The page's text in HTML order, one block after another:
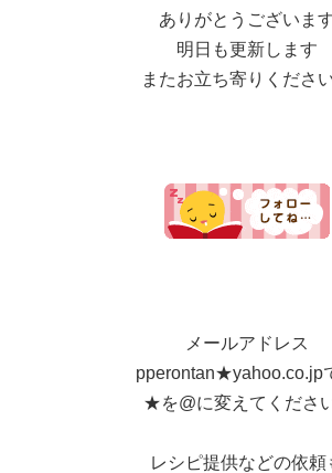
ありがとうございま
明日も更新します
またお立ち寄りくださ
メールアドレス
pperontan★yahoo.co.jp
★を@に変えてくださ
レシピ提供などの依頼